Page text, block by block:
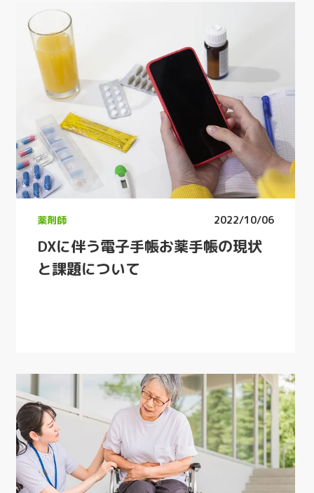
2022/10/06
薬剤師
DXに伴う電子手帳お薬手帳の現状
と課題について